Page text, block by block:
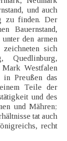
und auch
zu finden. Der
Bauernstand,
den armen
zeichneten sich
Quedlinburg,
Westfalen
Preußen das
Teile der
und des
und Mähren;
tat auch
recht